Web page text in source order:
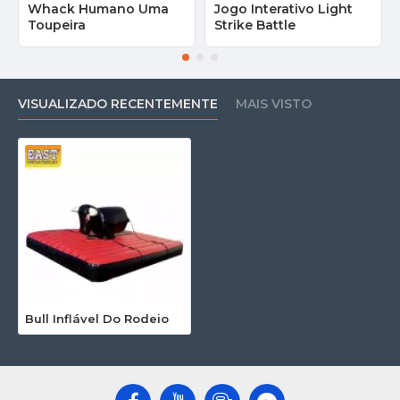
Whack Humano Uma
Toupeira
Jogo Interativo Light
Strike Battle
VISUALIZADO RECENTEMENTE MAIS VISTO
Bull Inflável Do Rodeio